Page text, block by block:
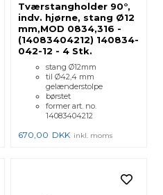
Tværstangholder 90°,
indv. hjørne, stang Ø12
mm,MOD 0834,316 -
(14083404212) 140834-
042-12 - 4 Stk.
stang Ø12mm
til Ø42,4 mm
gelænderstolpe
børstet
former art. no.
14083404212
670,00 DKK inkl. moms